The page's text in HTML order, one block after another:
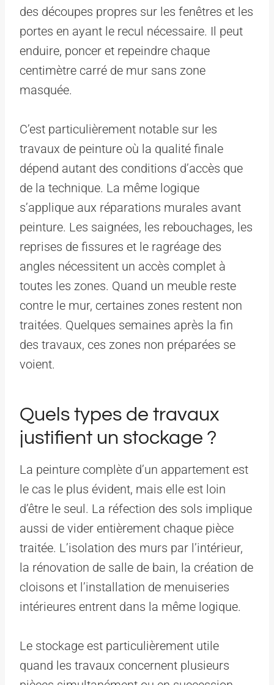
des découpes propres sur les fenêtres et les
portes en ayant le recul nécessaire. Il peut
enduire, poncer et repeindre chaque
centimètre carré de mur sans zone
masquée.
C’est particulièrement notable sur les
travaux de peinture où la qualité finale
dépend autant des conditions d’accès que
de la technique. La même logique
s’applique aux réparations murales avant
peinture. Les saignées, les rebouchages, les
reprises de fissures et le ragréage des
angles nécessitent un accès complet à
toutes les zones. Quand un meuble reste
contre le mur, certaines zones restent non
traitées. Quelques semaines après la fin
des travaux, ces zones non préparées se
voient.
Quels types de travaux
justifient un stockage ?
La peinture complète d’un appartement est
le cas le plus évident, mais elle est loin
d’être le seul. La réfection des sols implique
aussi de vider entièrement chaque pièce
traitée. L’isolation des murs par l’intérieur,
la rénovation de salle de bain, la création de
cloisons et l’installation de menuiseries
intérieures entrent dans la même logique.
Le stockage est particulièrement utile
quand les travaux concernent plusieurs